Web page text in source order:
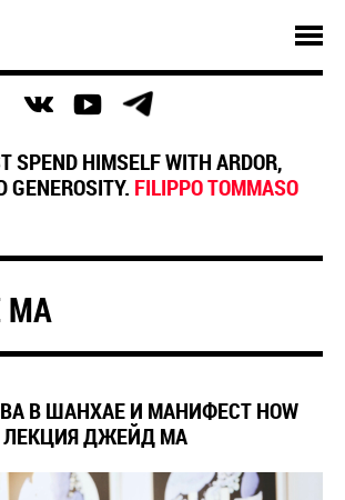
SPEND HIMSELF WITH ARDOR,
GENEROSITY. FILIPPO TOMMASO
MA
В ШАНХАЕ И МАНИФЕСТ HOW
/ ЛЕКЦИЯ ДЖЕЙД МА